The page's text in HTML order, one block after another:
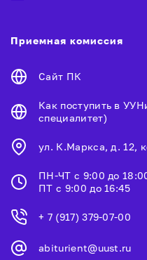
Приемная комиссия
Сайт ПК
Как поступить в
специалитет)
ул. К.Маркса, д. 12,
ПН-ЧТ с 9:00 до
ПТ с 9:00 до 16:45
+ 7 (917) 379-07-00
abiturient@uust.ru